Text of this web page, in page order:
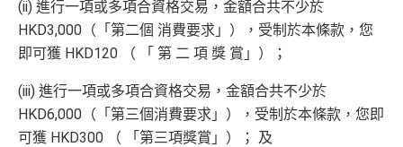
(ii) 進行一項或多項合資格交易，金額合共不少於
HKD3,000（「第二個 消費要求」），受制於本條款，您
即可獲 HKD120 （ 「 第 二 項 獎 賞」）；
(iii) 進行一項或多項合資格交易，金額合共不少於
HKD6,000（「第三個消費要求」），受制於本條款，您即
可獲 HKD300 （ 「第三項獎賞」）； 及